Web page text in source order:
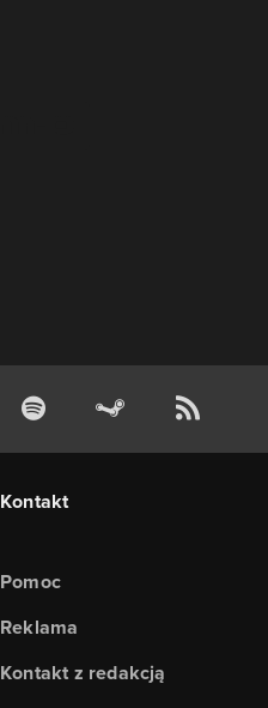
Kontakt
Pomoc
Reklama
Kontakt z redakcją